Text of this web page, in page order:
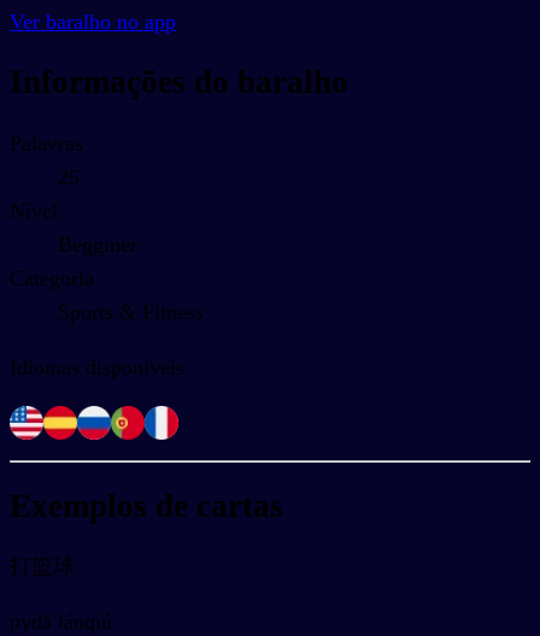
Ver baralho no app
Informações do baralho
Palavras
25
Nível
Begginer
Categoria
Sports & Fitness
Idiomas disponíveis
Exemplos de cartas
打篮球
pydǎ lánqiú